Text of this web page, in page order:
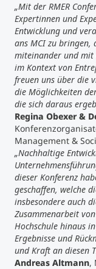
„Mit der RMER
Expertinnen und
Entwicklung und
ans MCI zu bringen,
miteinander und mit
im Kontext von
freuen uns über die
die Möglichkeiten
die sich daraus
Regina Obexer &
Management &
„Nachhaltige
dieser Konferenz
geschaffen, welche
insbesondere auch
Zusammenarbeit
Hochschule hinaus
Ergebnisse und
und Kraft an diesen
Andreas Altmann,